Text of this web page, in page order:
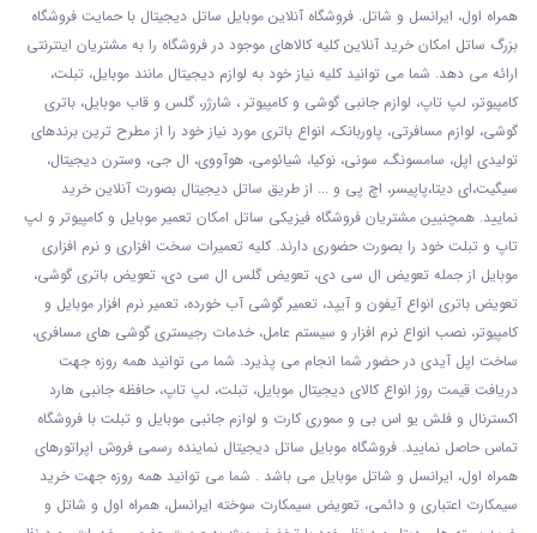
همراه اول، ایرانسل و شاتل. فروشگاه آنلاین موبایل ساتل دیجیتال با حمایت فروشگاه
بزرگ ساتل امکان خرید آنلاین کلیه کالاهای موجود در فروشگاه را به مشتریان اینترنتی
ارائه می دهد. شما می توانید کلیه نیاز خود به لوازم دیجیتال مانند موبایل، تبلت،
کامپیوتر، لپ تاپ، لوازم جانبی گوشی و کامپیوتر ، شارژر، گلس و قاب موبایل، باتری
گوشی، لوازم مسافرتی، پاوربانک، انواع باتری مورد نیاز خود را از مطرح ترین برندهای
تولیدی اپل، سامسونگ، سونی، نوکیا، شیائومی، هوآووی، ال جی، وسترن دیجیتال،
سیگیت،ای دیتا،پاپیسر، اچ پی و ... از طریق ساتل دیجیتال بصورت آنلاین خرید
نمایید. همچنیین مشتریان فروشگاه فیزیکی ساتل امکان تعمیر موبایل و کامپیوتر و لپ
تاپ و تبلت خود را بصورت حضوری دارند. کلیه تعمیرات سخت افزاری و نرم افزاری
موبایل از جمله تعویض ال سی دی، تعویض گلس ال سی دی، تعویض باتری گوشی،
تعویض باتری انواع آیفون و آیپد، تعمیر گوشی آب خورده، تعمیر نرم افزار موبایل و
کامپیوتر، نصب انواع نرم افزار و سیستم عامل، خدمات رجیستری گوشی های مسافری،
ساخت اپل آیدی در حضور شما انجام می پذیرد. شما می توانید همه روزه جهت
دریافت قیمت روز انواع کالای دیجیتال موبایل، تبلت، لپ تاپ، حافظه جانبی هارد
اکسترنال و فلش یو اس بی و مموری کارت و لوازم جانبی موبایل و تبلت با فروشگاه
تماس حاصل نمایید. فروشگاه موبایل ساتل دیجیتال نماینده رسمی فروش اپراتورهای
همراه اول، ایرانسل و شاتل موبایل می باشد . شما می توانید همه روزه جهت خرید
سیمکارت اعتباری و دائمی، تعویض سیمکارت سوخته ایرانسل، همراه اول و شاتل و